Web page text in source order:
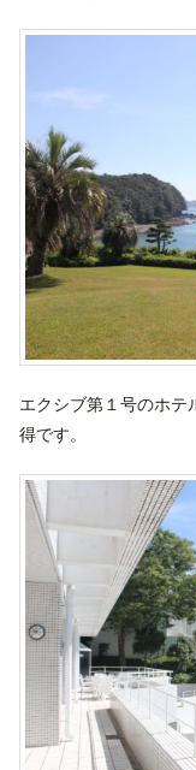
エクシブ第１号のホテ
得です。